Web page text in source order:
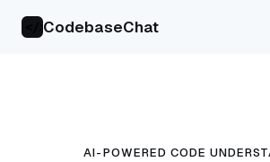
</>CodebaseChat
AI-POWERED CODE